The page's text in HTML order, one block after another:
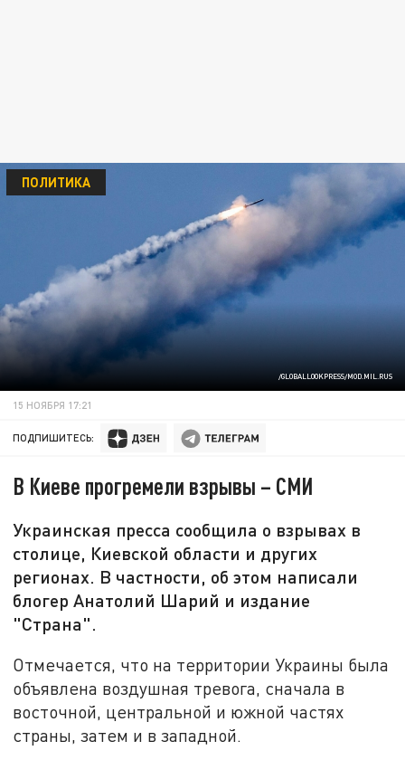
/GLOBALLOOKPRESS/MOD.MIL.RUS
ПОЛИТИКА
15 НОЯБРЯ 17:21
ПОДПИШИТЕСЬ:
В Киеве прогремели взрывы – СМИ
Украинская пресса сообщила о взрывах в
столице, Киевской области и других
регионах. В частности, об этом написали
блогер Анатолий Шарий и издание
"Страна".
Отмечается, что на территории Украины была
объявлена воздушная тревога, сначала в
восточной, центральной и южной частях
страны, затем и в западной.